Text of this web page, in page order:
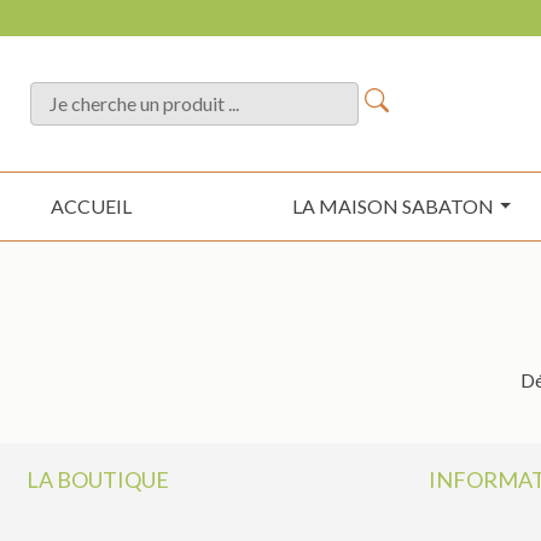
ACCUEIL LA MAISON SABATON
LA BOUTIQUE